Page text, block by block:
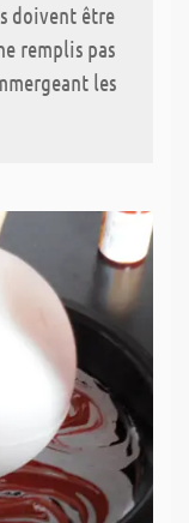
doivent être
remplis pas
les